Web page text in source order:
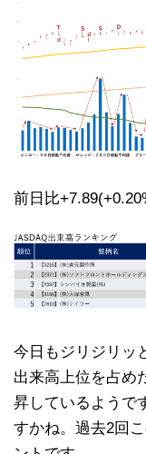
前日比
今日もジリジリッ
出来高上位を占め
昇しているようで
すかね。過去2回